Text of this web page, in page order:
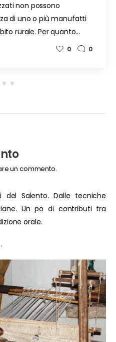
non possono
di uno o più manufatti
rurale. Per quanto…
0 0
un commento.
del Salento. Dalle tecniche
Un po di contributi tra
orale.